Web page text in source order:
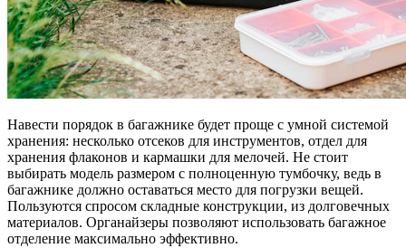
Навести порядок в багажнике будет проще с умной системой
хранения: несколько отсеков для инструментов, отдел для
хранения флаконов и кармашки для мелочей. Не стоит
выбирать модель размером с полноценную тумбочку, ведь в
багажнике должно оставаться место для погрузки вещей.
Пользуются спросом складные конструкции, из долговечных
материалов. Органайзеры позволяют использовать багажное
отделение максимально эффективно.